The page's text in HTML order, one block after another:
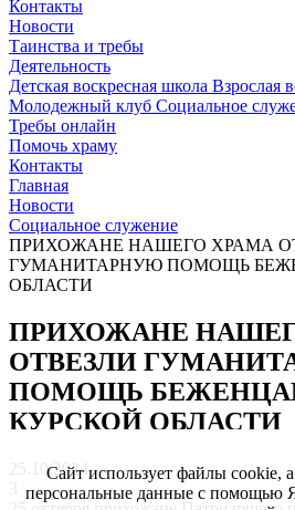
Контакты
Новости
Таинства и требы
Деятельность
Детская воскресная школа Взрослая
Молодежный клуб Социальное
Требы онлайн
Помочь храму
Контакты
Главная
Новости
Социальное служение
ПРИХОЖАНЕ НАШЕГО ХРАМА
ГУМАНИТАРНУЮ ПОМОЩЬ
ОБЛАСТИ
ПРИХОЖАНЕ
ОТВЕЗЛИ
ПОМОЩЬ
КУРСКОЙ ОБЛАСТИ
25.10.2024
3
Сайт использует файлы cookie,
персональные данные с помощью